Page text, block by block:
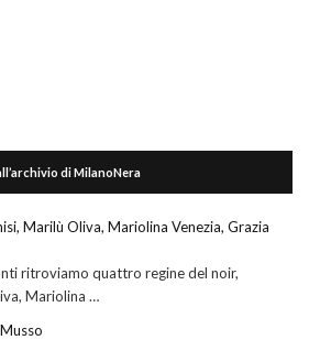
di MilanoNera
Marilù Oliva, Mariolina Venezia, Grazia
ritroviamo quattro regine del noir,
Mariolina …